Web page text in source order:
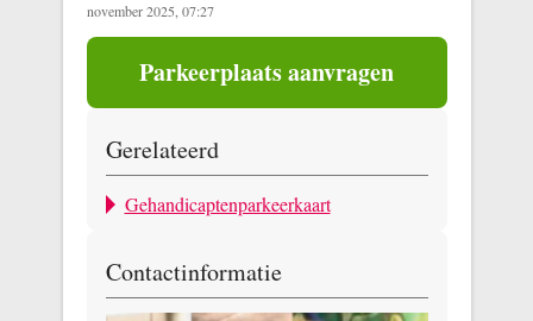
november 2025, 07:27
Parkeerplaats aanvragen
Gerelateerd
Gehandicaptenparkeerkaart
Contactinformatie